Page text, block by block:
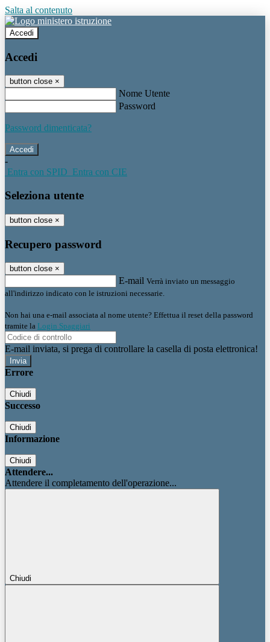
Salta al contenuto
Accedi
Accedi
button close ×
Nome Utente
Password
Password dimenticata?
-
Entra con SPID Entra con CIE
Seleziona utente
button close ×
Recupero password
button close ×
E-mail Verrà inviato un messaggio
all'indirizzo indicato con le istruzioni necessarie.
Non hai una e-mail associata al nome utente? Effettua il reset della password
tramite la Login Spaggiari
E-mail inviata, si prega di controllare la casella di posta elettronica!
Errore
Chiudi
Successo
Chiudi
Informazione
Chiudi
Attendere...
Attendere il completamento dell'operazione...
Chiudi